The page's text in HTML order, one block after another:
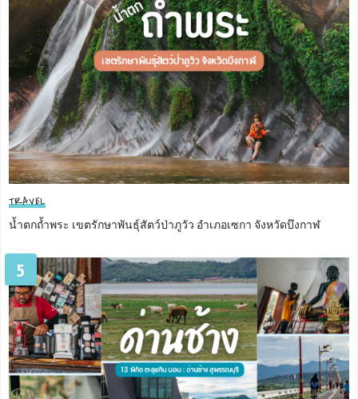
TRAVEL
น้ำตกถ้ำพระ เขตรักษาพันธุ์สัตว์ป่าภูวัว อำเภอเซกา จังหวัดบึงกาฬ
5